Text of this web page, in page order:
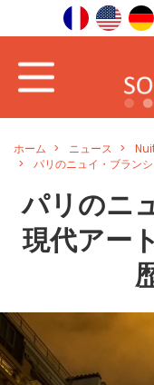
ホーム ニュース
パリのニュイ・ブラン
パリのニ
現代アー